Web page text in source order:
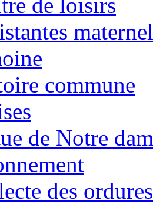
commune
de Notre
des ordures